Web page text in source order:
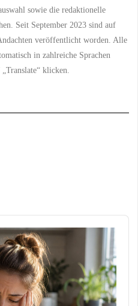
sowie die redaktionelle
Seit September 2023 sind auf
veröffentlicht worden. Alle
in zahlreiche Sprachen
klicken.